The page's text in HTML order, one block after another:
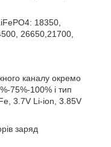
18350,
26650,21700,
каналу окремо
75%-100% і тип
3.7V Li-ion, 3.85V
заряд